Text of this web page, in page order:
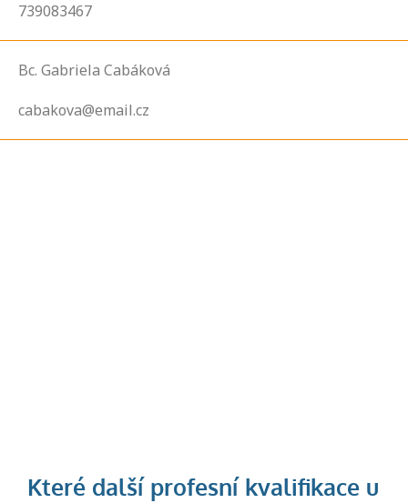
739083467
Bc. Gabriela Cabáková
cabakova@email.cz